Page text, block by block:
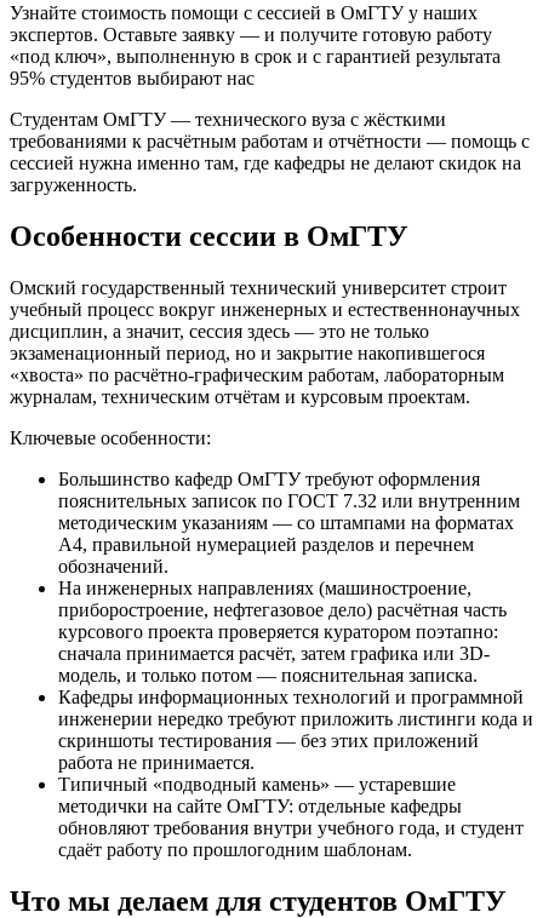
Узнайте стоимость помощи с сессией в ОмГТУ у наших
экспертов. Оставьте заявку — и получите готовую работу
«под ключ», выполненную в срок и с гарантией результата
95% студентов выбирают нас
Студентам ОмГТУ — технического вуза с жёсткими
требованиями к расчётным работам и отчётности — помощь с
сессией нужна именно там, где кафедры не делают скидок на
загруженность.
Особенности сессии в ОмГТУ
Омский государственный технический университет строит
учебный процесс вокруг инженерных и естественнонаучных
дисциплин, а значит, сессия здесь — это не только
экзаменационный период, но и закрытие накопившегося
«хвоста» по расчётно-графическим работам, лабораторным
журналам, техническим отчётам и курсовым проектам.
Ключевые особенности:
Большинство кафедр ОмГТУ требуют оформления
пояснительных записок по ГОСТ 7.32 или внутренним
методическим указаниям — со штампами на форматах
А4, правильной нумерацией разделов и перечнем
обозначений.
На инженерных направлениях (машиностроение,
приборостроение, нефтегазовое дело) расчётная часть
курсового проекта проверяется куратором поэтапно:
сначала принимается расчёт, затем графика или 3D-
модель, и только потом — пояснительная записка.
Кафедры информационных технологий и программной
инженерии нередко требуют приложить листинги кода и
скриншоты тестирования — без этих приложений
работа не принимается.
Типичный «подводный камень» — устаревшие
методички на сайте ОмГТУ: отдельные кафедры
обновляют требования внутри учебного года, и студент
сдаёт работу по прошлогодним шаблонам.
Что мы делаем для студентов ОмГТУ